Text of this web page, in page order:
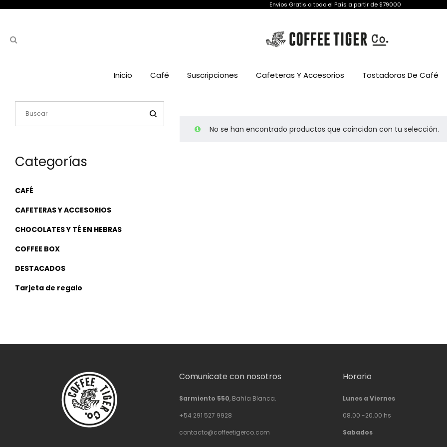
Envios Gratis a todo el País a partir de $79000
Inicio Café Suscripciones Cafeteras Y Accesorios Tostadoras De Café
No se han encontrado productos que coincidan con tu selección.
Categorías
CAFÉ
CAFETERAS Y ACCESORIOS
CHOCOLATES Y TÉ EN HEBRAS
COFFEE BOX
DESTACADOS
Tarjeta de regalo
Comunicate con nosotros
Sarmiento 550, Bahía Blanca.
+54 291 527 9928
contacto@coffeetigerco.com
Horario
Lunes a Viernes
08.00 -20.00 hs
Sabados